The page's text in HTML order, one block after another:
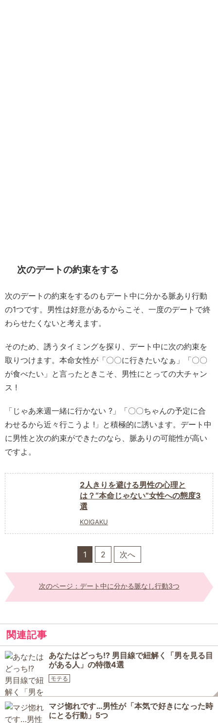
次のデートの約束をする
次のデートの約束をするのもデート中に分かる脈あり行動
の1つです。男性は好意があるからこそ、一度のデートで終
わらせたくないと考えます。
そのため、誘うタイミングを探り、デート中に次の約束を
取りつけます。本命女性が「〇〇に行きたいなぁ」「〇〇
が食べたい」と言ったときこそ、男性にとっての大チャン
ス !
「じゃあ来週一緒に行かない ?」「〇〇ちゃんの予定に合
わせるから近々行こうよ !」と積極的に誘います。デート中
に男性と次の約束ができたのなら、脈ありの可能性が高い
ですよ。
2人きりを避ける男性の心理と
は？“本命じゃない”女性への態度3
選
KOIGAKU
1 2 次へ
次のページ：デート中に分かる脈なし行動3つ
関連記事
あなたはどっち!? 男目線で紐解く「男を見る目
がある人」の特徴4選
モテる
マジ惚れです…男性が「本気で好きになった時
にとる行動」5つ